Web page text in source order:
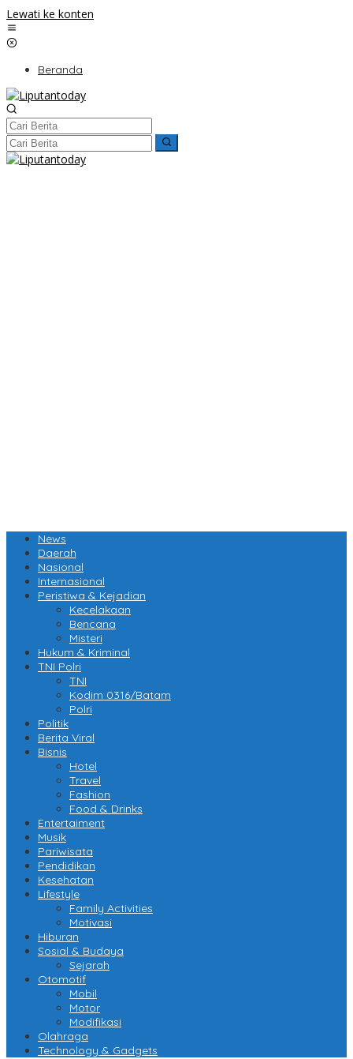
Lewati ke konten
Beranda
News
Daerah
Nasional
Internasional
Peristiwa & Kejadian
Kecelakaan
Bencana
Misteri
Hukum & Kriminal
TNI Polri
TNI
Kodim 0316/Batam
Polri
Politik
Berita Viral
Bisnis
Hotel
Travel
Fashion
Food & Drinks
Entertaiment
Musik
Pariwisata
Pendidikan
Kesehatan
Lifestyle
Family Activities
Motivasi
Hiburan
Sosial & Budaya
Sejarah
Otomotif
Mobil
Motor
Modifikasi
Olahraga
Technology & Gadgets